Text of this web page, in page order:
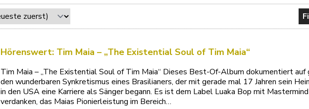
Hörenswert: Tim Maia – „The Existential Soul of Tim Maia“
Tim Maia – „The Existential Soul of Tim Maia“ Dieses Best-Of-Album dokumentiert auf
den wunderbaren Synkretismus eines Brasilianers, der mit gerade mal 17 Jahren sein
in den USA eine Karriere als Sänger begann. Es ist dem Label Luaka Bop mit
verdanken, das Maias Pionierleistung im Bereich…